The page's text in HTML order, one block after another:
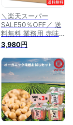
改善 ヴィーガン 長
期保存
＼楽天スーパー
SALE50％OFF／ 送
料無料 業務用 赤味
噌 無添加 国産米
100%使用 マルマン
信州味噌 10キログラ
ム みそ 味噌汁 グル
テンフリー 健康食
発酵 腸活 ベジタリ
アン 非加熱 安心 糀
麹 保存料不使用 自
然塩 腸内環境改善
ヴィーガン 低糖質
3,980円